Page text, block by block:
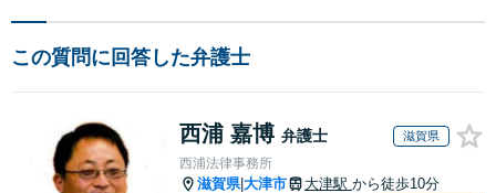
この質問に回答した弁護士
西浦 嘉博 弁護士 滋賀県
西浦法律事務所
滋賀県|大津市 大津駅 から徒歩10分